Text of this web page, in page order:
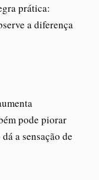
prática:
a diferença
pode piorar
a sensação de